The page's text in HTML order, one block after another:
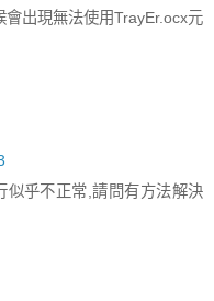
出現無法使用TrayEr.ocx元
似乎不正常,請問有方法解決